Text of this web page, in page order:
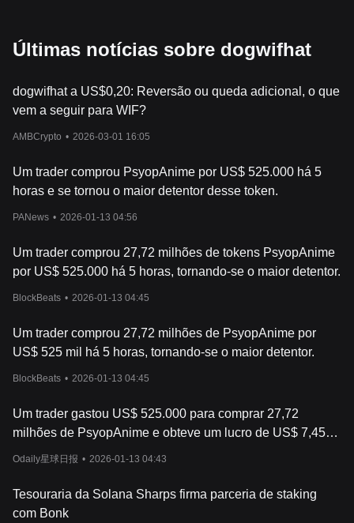
Últimas notícias sobre dogwifhat
dogwifhat a US$0,20: Reversão ou queda adicional, o que
vem a seguir para WIF?
AMBCrypto • 2026-03-01 16:05
Um trader comprou PsyopAnime por US$ 525.000 há 5
horas e se tornou o maior detentor desse token.
PANews • 2026-01-13 04:56
Um trader comprou 27,72 milhões de tokens PsyopAnime
por US$ 525.000 há 5 horas, tornando-se o maior detentor.
BlockBeats • 2026-01-13 04:45
Um trader comprou 27,72 milhões de PsyopAnime por
US$ 525 mil há 5 horas, tornando-se o maior detentor.
BlockBeats • 2026-01-13 04:45
Um trader gastou US$ 525.000 para comprar 27,72
milhões de PsyopAnime e obteve um lucro de US$ 7,45
milhões em WIF.
Odaily星球日报 • 2026-01-13 04:43
Tesouraria da Solana Sharps firma parceria de staking
com Bonk